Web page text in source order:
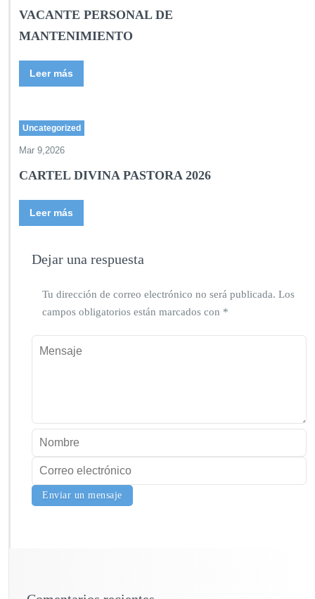
VACANTE PERSONAL DE
MANTENIMIENTO
Leer más
Uncategorized
Mar 9,2026
CARTEL DIVINA PASTORA 2026
Leer más
Dejar una respuesta
Tu dirección de correo electrónico no será publicada. Los
campos obligatorios están marcados con *